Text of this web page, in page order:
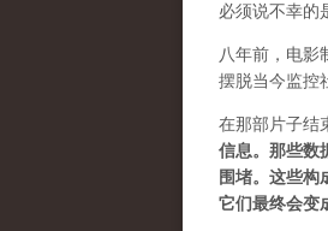
必须说不幸的
八年前，电
摆脱当今监控
在那部片子
信息。那些数
围堵。这些构
它们最终会变